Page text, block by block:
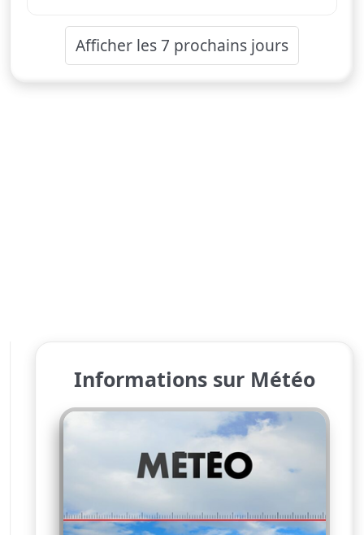
Afficher les 7 prochains jours
Informations sur Météo